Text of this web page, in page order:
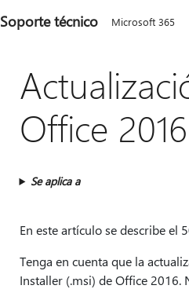
Soporte técnico Microsoft 365
Office
Se aplica a
En este artículo se describe el
Tenga en cuenta que la
Installer (.msi) de Office 2016.